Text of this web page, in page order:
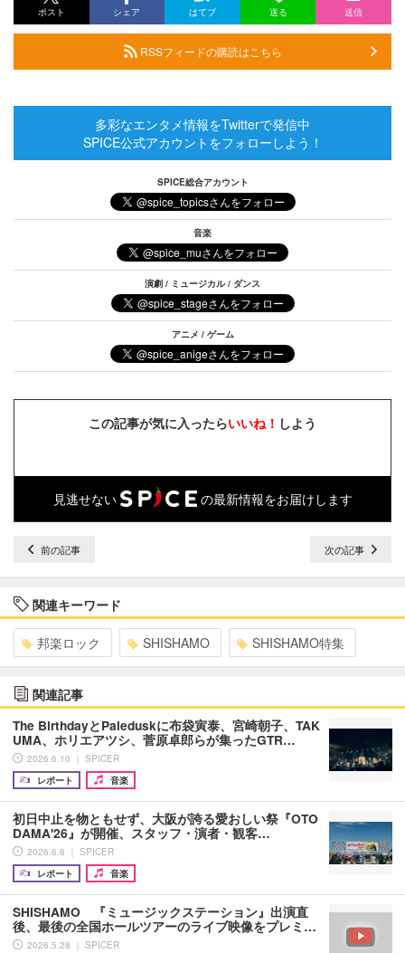
ポスト シェア はてブ 送る 送信
RSSフィードの購読はこちら
多彩なエンタメ情報をTwitterで発信中
SPICE公式アカウントをフォローしよう！
SPICE総合アカウント
音楽
演劇 / ミュージカル / ダンス
アニメ / ゲーム
この記事が気に入ったらいいね！ しよう
見逃せない の最新情報をお届けします
前の記事 次の記事
関連キーワード
邦楽ロック SHISHAMO SHISHAMO特集
関連記事
The BirthdayとPaleduskに布袋寅泰、宮崎朝子、TAK
UMA、ホリエアツシ、菅原卓郎らが集ったGTR…
2026.6.10 ｜ SPICER
レポート
音楽
初日中止を物ともせず、大阪が誇る愛おしい祭『OTO
DAMA'26』が開催、スタッフ・演者・観客…
2026.6.6 ｜ SPICER
レポート
音楽
SHISHAMO 『ミュージックステーション』出演直
後、最後の全国ホールツアーのライブ映像をプレミ…
2026.5.28 ｜ SPICER